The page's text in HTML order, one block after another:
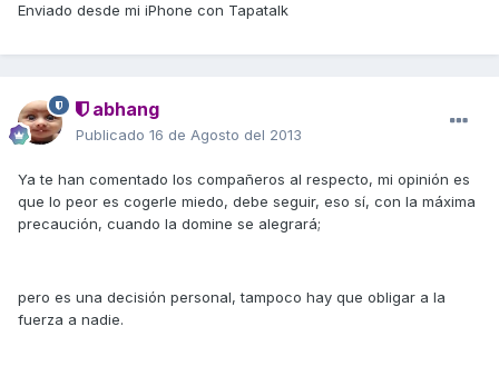
Enviado desde mi iPhone con Tapatalk
abhang
Publicado 16 de Agosto del 2013
Ya te han comentado los compañeros al respecto, mi opinión es
que lo peor es cogerle miedo, debe seguir, eso sí, con la máxima
precaución, cuando la domine se alegrará;
pero es una decisión personal, tampoco hay que obligar a la
fuerza a nadie.